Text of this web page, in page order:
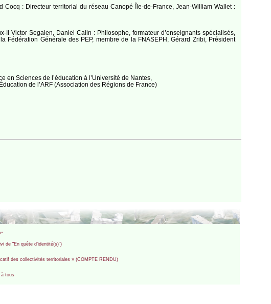
: Directeur territorial du réseau Canopé Île-de-France, Jean-William Wallet :
Victor Segalen, Daniel Calin : Philosophe, formateur d’enseignants spécialisés,
Fédération Générale des PEP, membre de la FNASEPH, Gérard Zribi, Président
en Sciences de l’éducation à l’Université de Nantes,
de l’ARF (Association des Régions de France)
de "En quête d’identité(s)")
des collectivités territoriales » (COMPTE RENDU)
à tous